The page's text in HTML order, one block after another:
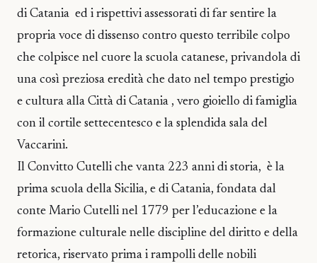
di Catania ed i rispettivi assessorati di far sentire la
propria voce di dissenso contro questo terribile colpo
che colpisce nel cuore la scuola catanese, privandola di
una così preziosa eredità che dato nel tempo prestigio
e cultura alla Città di Catania , vero gioiello di famiglia
con il cortile settecentesco e la splendida sala del
Vaccarini.
Il Convitto Cutelli che vanta 223 anni di storia, è la
prima scuola della Sicilia, e di Catania, fondata dal
conte Mario Cutelli nel 1779 per l’educazione e la
formazione culturale nelle discipline del diritto e della
retorica, riservato prima i rampolli delle nobili